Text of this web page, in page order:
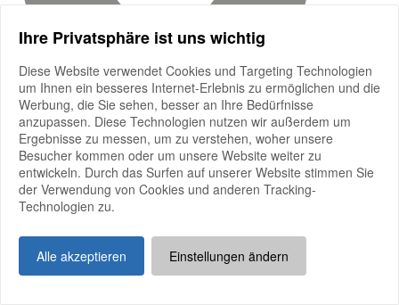
Ihre Privatsphäre ist uns wichtig
Diese Website verwendet Cookies und Targeting Technologien
um Ihnen ein besseres Internet-Erlebnis zu ermöglichen und die
Werbung, die Sie sehen, besser an Ihre Bedürfnisse
anzupassen. Diese Technologien nutzen wir außerdem um
Ergebnisse zu messen, um zu verstehen, woher unsere
Besucher kommen oder um unsere Website weiter zu
entwickeln. Durch das Surfen auf unserer Website stimmen Sie
der Verwendung von Cookies und anderen Tracking-
Technologien zu.
Alle akzeptieren Einstellungen ändern